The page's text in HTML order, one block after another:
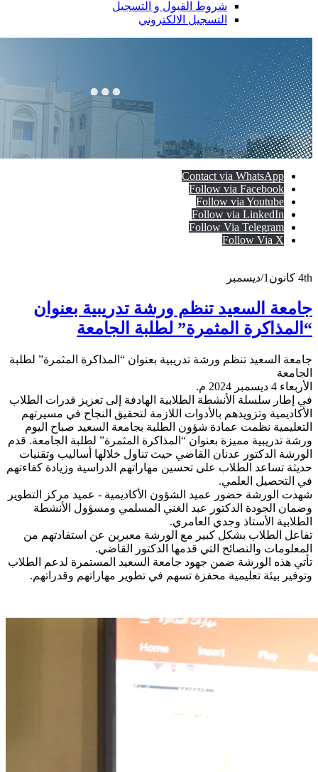
شروط القبول و التسجيل
التسجيل الالكتروني
Contact via WhatsApp
Follow via Facebook
Follow via Youtube
Follow via LinkedIn
Follow Via Telegram
Follow Via X
4th كانون1/ديسمبر
جامعة السعيد تنظم ورشة تدريبية بعنوان
“المذاكرة المثمرة” لطلبة الجامعة
جامعة السعيد تنظم ورشة تدريبية بعنوان “المذاكرة المثمرة” لطلبة
الجامعة
الأربعاء 4 ديسمبر 2024 م.
في إطار سلسلة الأنشطة الطلابية الهادفة إلى تعزيز قدرات الطلاب
الأكاديمية وتزويدهم بالأدوات اللازمة لتحقيق النجاح في مسيرتهم
التعليمية نظمت عمادة شؤون الطلبة بجامعة السعيد صباح اليوم
ورشة تدريبية مميزة بعنوان “المذاكرة المثمرة” لطلبة الجامعة. قدم
الورشة الدكتور عدنان القاضي حيث تناول خلالها أساليب وتقنيات
حديثة تساعد الطلاب على تحسين مهاراتهم الدراسية وزيادة كفاءتهم
في التحصيل العلمي.
شهدت الورشة حضور عميد الشؤون الأكاديمية - عميد مركز التطوير
وضمان الجودة الدكتور عبد الغني المسلمي ومسؤول الأنشطة
الطلابية الأستاذ وجدي العامري.
تفاعل الطلاب بشكل كبير مع الورشة معبرين عن استفادتهم من
المعلومات والنصائح التي قدمها الدكتور القاضي.
تأتي هذه الورشة ضمن جهود جامعة السعيد المستمرة لدعم الطلاب
وتوفير بيئة تعليمية محفزة تسهم في تطوير مهاراتهم وقدراتهم.